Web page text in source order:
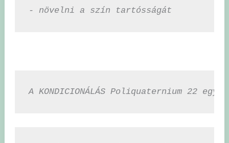
- növelni a szín tartósságát
A KONDICIONÁLÁS Poliquaternium 22